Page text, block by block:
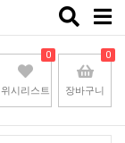
Toggle
위시리스트
0
장바구니
0